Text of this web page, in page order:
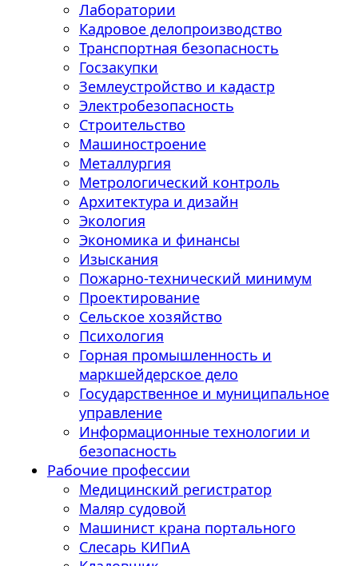
Лаборатории
Кадровое делопроизводство
Транспортная безопасность
Госзакупки
Землеустройство и кадастр
Электробезопасность
Строительство
Машиностроение
Металлургия
Метрологический контроль
Архитектура и дизайн
Экология
Экономика и финансы
Изыскания
Пожарно-технический минимум
Проектирование
Сельское хозяйство
Психология
Горная промышленность и
маркшейдерское дело
Государственное и муниципальное
управление
Информационные технологии и
безопасность
Рабочие профессии
Медицинский регистратор
Маляр судовой
Машинист крана портального
Слесарь КИПиА